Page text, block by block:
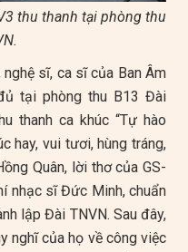
thu thanh tại phòng thu
sĩ, ca sĩ của Ban Âm
tại phòng thu B13 Đài
thanh ca khúc “Tự hào
hay, vui tươi, hùng tráng,
Quân, lời thơ của GS-
nhạc sĩ Đức Minh, chuẩn
lập Đài TNVN. Sau đây,
nghĩ của họ về công việc